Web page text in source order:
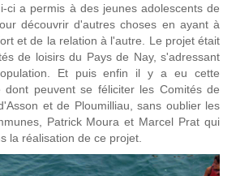
ci a permis à des jeunes adolescents de
découvrir d'autres choses en ayant à
et de la relation à l'autre. Le projet était
de loisirs du Pays de Nay, s'adressant
Et puis enfin il y a eu cette
dont peuvent se féliciter les Comités de
et de Ploumilliau, sans oublier les
Patrick Moura et Marcel Prat qui
la réalisation de ce projet.